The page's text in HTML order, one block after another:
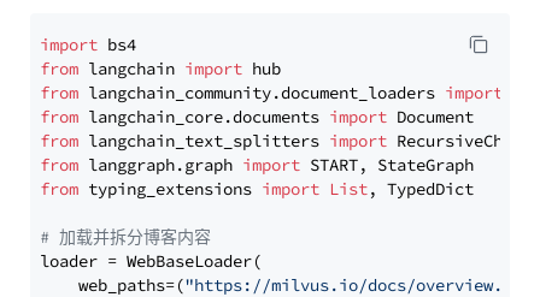
import
from langchain import
from langchain_community.document_loaders import
from langchain_core.documents import
from langchain_text_splitters import
from langgraph.graph import
from typing_extensions import List, TypedDict
# 加载并拆分博客内容
loader = WebBaseLoader(
    web_paths=(
"https://milvus.io/docs/overview.md"